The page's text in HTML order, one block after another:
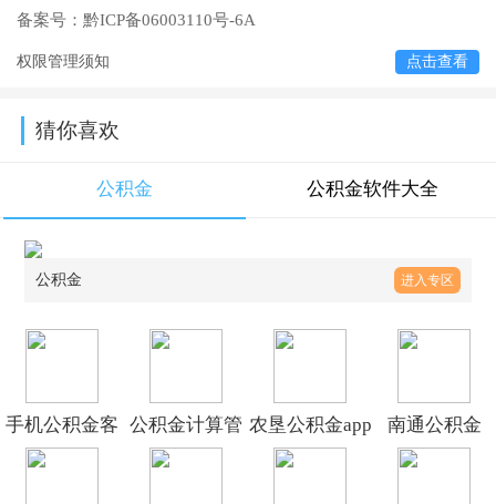
备案号： 黔ICP备06003110号-6A
权限管理须知 点击查看
猜你喜欢
公积金 公积金软件大全
公积金 进入专区
手机公积金客
户端下载v4.6.3
公积金计算管
理app最新版本
农垦公积金app
官方版下载
南通公积金
App下载官方